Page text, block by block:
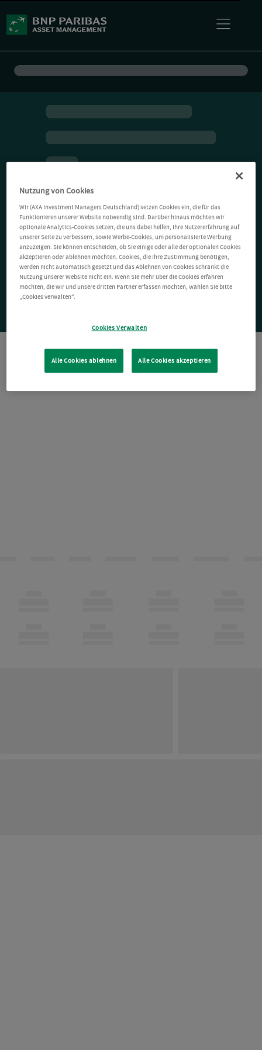
Nutzung von Cookies
Wir (AXA Investment Managers Deutschland) setzen Cookies ein, die für das
Funktionieren unserer Website notwendig sind. Darüber hinaus möchten wir
optionale Analytics-Cookies setzen, die uns dabei helfen, Ihre Nutzererfahrung auf
unserer Seite zu verbessern, sowie Werbe-Cookies, um personalisierte Werbung
anzuzeigen. Sie können entscheiden, ob Sie einige oder alle der optionalen Cookies
akzeptieren oder ablehnen möchten. Cookies, die Ihre Zustimmung benötigen,
werden nicht automatisch gesetzt und das Ablehnen von Cookies schränkt die
Nutzung unserer Website nicht ein. Wenn Sie mehr über die Cookies erfahren
möchten, die wir und unsere dritten Partner erfassen möchten, wählen Sie bitte
„Cookies verwalten“.
Cookies Verwalten
Alle Cookies ablehnen Alle Cookies akzeptieren